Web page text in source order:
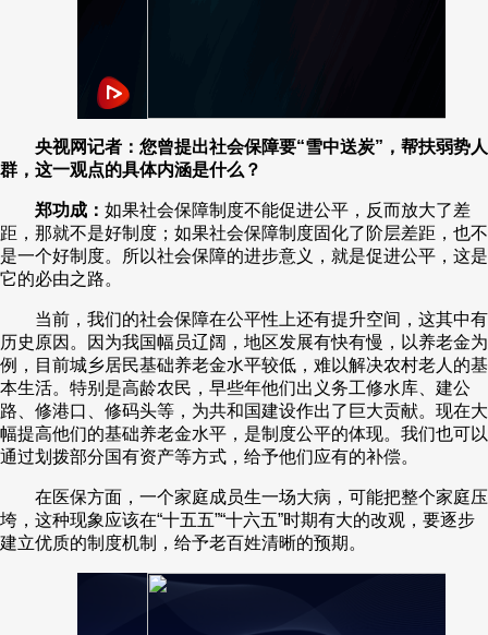
央视网记者：您曾提出社会保障要“雪中送炭”，帮扶弱势人
群，这一观点的具体内涵是什么？
郑功成： 如果社会保障制度不能促进公平，反而放大了差
距，那就不是好制度；如果社会保障制度固化了阶层差距，也不
是一个好制度。所以社会保障的进步意义，就是促进公平，这是
它的必由之路。
当前，我们的社会保障在公平性上还有提升空间，这其中有
历史原因。因为我国幅员辽阔，地区发展有快有慢，以养老金为
例，目前城乡居民基础养老金水平较低，难以解决农村老人的基
本生活。特别是高龄农民，早些年他们出义务工修水库、建公
路、修港口、修码头等，为共和国建设作出了巨大贡献。现在大
幅提高他们的基础养老金水平，是制度公平的体现。我们也可以
通过划拨部分国有资产等方式，给予他们应有的补偿。
在医保方面，一个家庭成员生一场大病，可能把整个家庭压
垮，这种现象应该在“十五五”“十六五”时期有大的改观，要逐步
建立优质的制度机制，给予老百姓清晰的预期。